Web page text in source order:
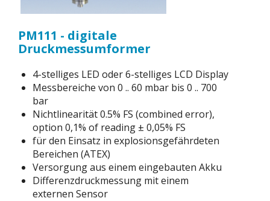
PM111 - digitale
Druckmessumformer
4-stelliges LED oder 6-stelliges LCD Display
Messbereiche von 0 .. 60 mbar bis 0 .. 700
bar
Nichtlinearität 0.5% FS (combined error),
option 0,1% of reading ± 0,05% FS
für den Einsatz in explosionsgefährdeten
Bereichen (ATEX)
Versorgung aus einem eingebauten Akku
Differenzdruckmessung mit einem
externen Sensor